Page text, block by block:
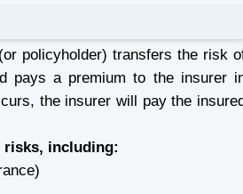
policyholder) transfers the risk
pays a premium to the insurer
the insurer will pay the
risks, including: